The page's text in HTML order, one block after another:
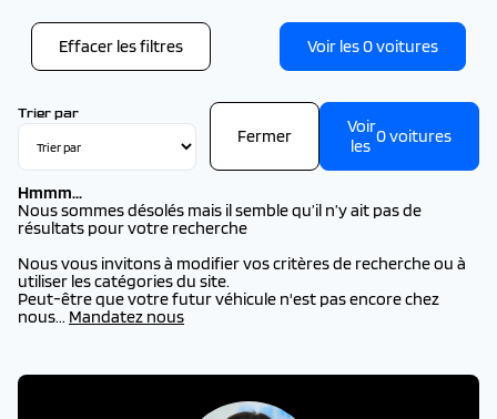
OMODA - JAECOO (1)
OPEL (1)
PEUGEOT (12)
SEAT (1)
Effacer les filtres Voir les0voitures
Trier par
Fermer
Voir
les 0voitures
Hmmm...
Nous sommes désolés mais il semble qu’il n’y ait pas de
résultats pour votre recherche
Nous vous invitons à modifier vos critères de recherche ou à
utiliser les catégories du site.
Peut-être que votre futur véhicule n'est pas encore chez
nous... Mandatez nous